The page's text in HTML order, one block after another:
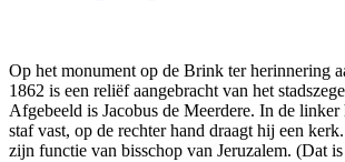
Op het monument op de Brink ter herinnering
1862 is een reliëf aangebracht van het
Afgebeeld is Jacobus de Meerdere. In de
staf vast, op de rechter hand draagt hij een
zijn functie van bisschop van Jeruzalem. (Dat